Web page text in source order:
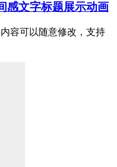
感文字标题展示动画
容可以随意修改，支持